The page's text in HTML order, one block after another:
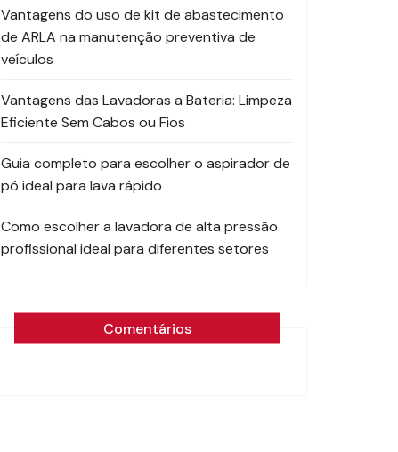
Vantagens do uso de kit de abastecimento
de ARLA na manutenção preventiva de
veículos
Vantagens das Lavadoras a Bateria: Limpeza
Eficiente Sem Cabos ou Fios
Guia completo para escolher o aspirador de
pó ideal para lava rápido
Como escolher a lavadora de alta pressão
profissional ideal para diferentes setores
Comentários